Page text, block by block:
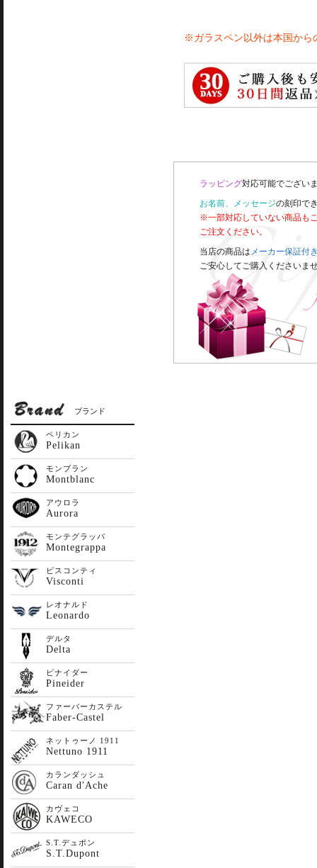
※ガラスペン以外は本国から
ラッピング対応可能でござい
お名前、メッセージの刻印で
※一部対応していない商品も
ご注文ください。
当店の商品は メーカー保証付
ご安心してご購入くださいま
ブランド
ペリカン
Pelikan
モンブラン
Montblanc
アウロラ
Aurora
モンテグラッパ
Montegrappa
ビスコンティ
Visconti
レオナルド
Leonardo
デルタ
Delta
ピナイダー
Pineider
ファーバーカステル
Faber-Castel
ネットゥーノ 1911
Nettuno 1911
カランダッシュ
Caran d'Ache
カヴェコ
KAWECO
S.T.デュポン
S.T.Dupont